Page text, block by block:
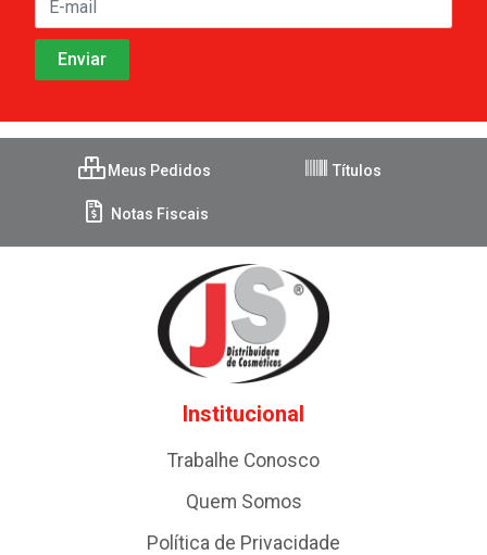
Meus Pedidos Títulos
Notas Fiscais
Institucional
Trabalhe Conosco
Quem Somos
Política de Privacidade